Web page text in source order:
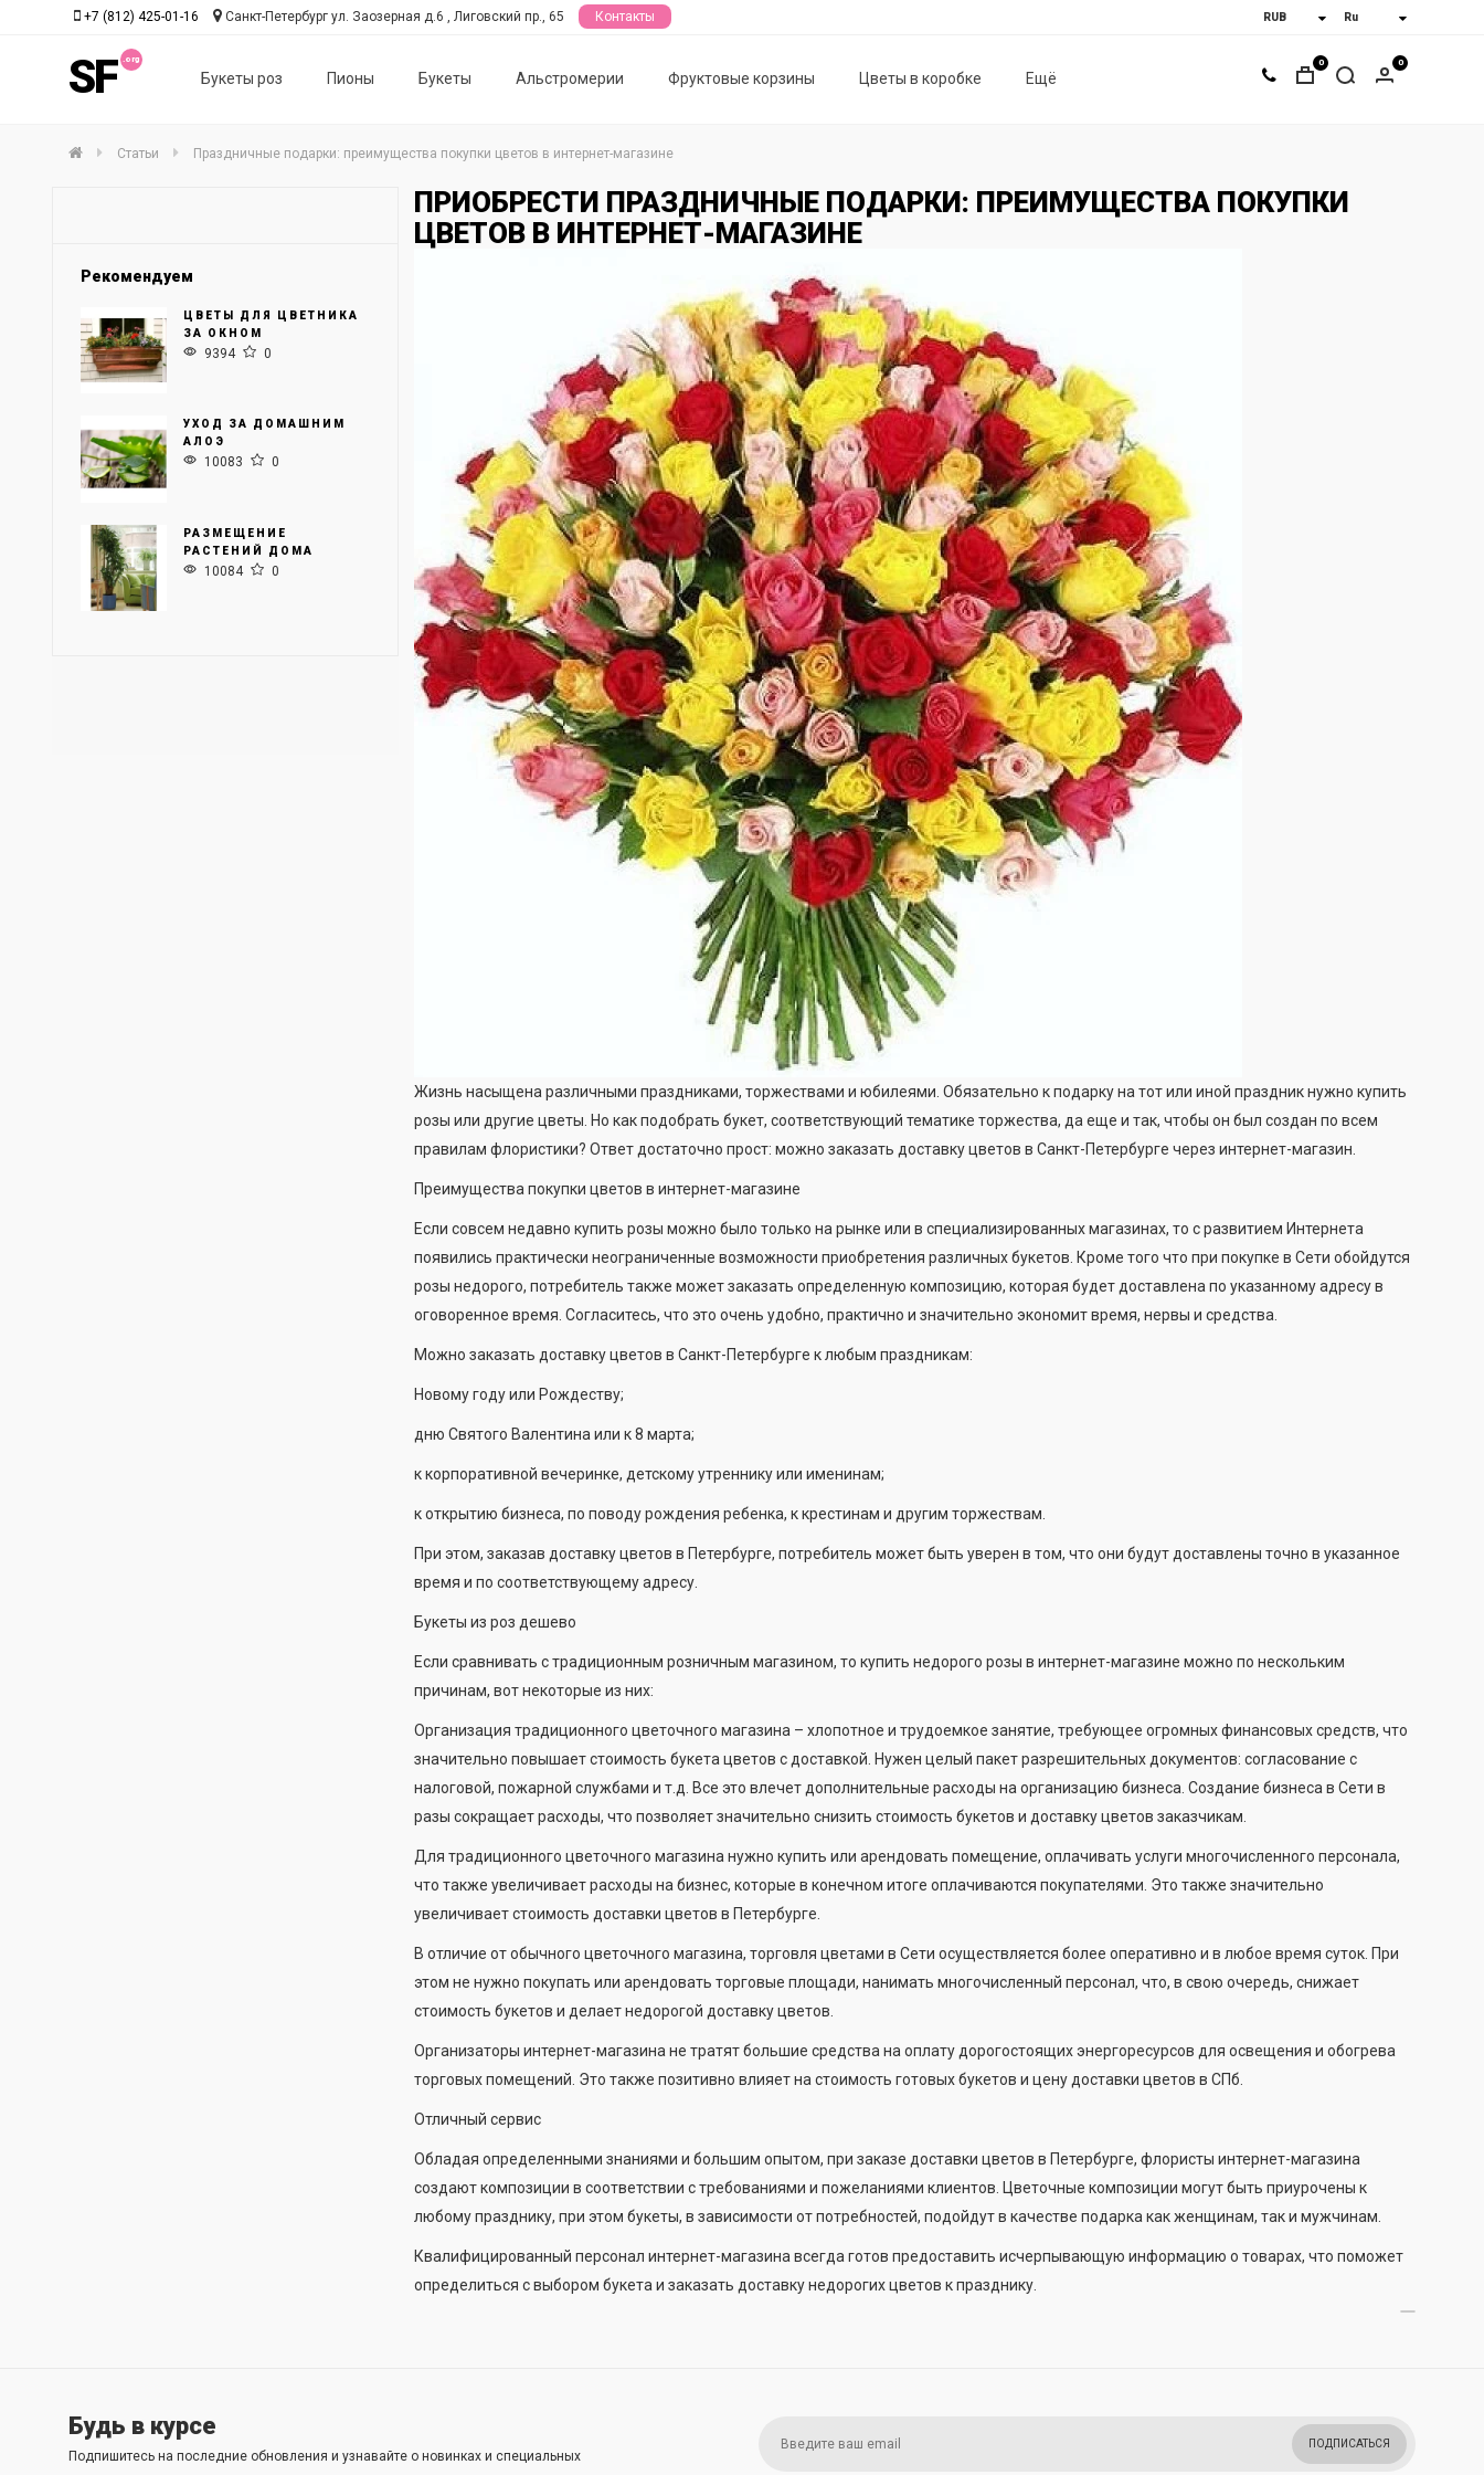
SF Букеты роз Пионы Букеты Альстромерии Фруктовые корзины Цветы в коробке Ещё
+7 (812) 425-01-16 Санкт-Петербург ул. Заозерная д.6 , Лиговский пр., 65 Контакты
0 0
Статьи Праздничные подарки: преимущества покупки цветов в интернет-магазине
Рекомендуем
ЦВЕТЫ ДЛЯ ЦВЕТНИКА
ЗА ОКНОМ
9394 0
УХОД ЗА ДОМАШНИМ
АЛОЭ
10083 0
РАЗМЕЩЕНИЕ
РАСТЕНИЙ ДОМА
10084 0
ПРИОБРЕСТИ ПРАЗДНИЧНЫЕ ПОДАРКИ: ПРЕИМУЩЕСТВА ПОКУПКИ
ЦВЕТОВ В ИНТЕРНЕТ-МАГАЗИНЕ
Жизнь насыщена различными праздниками, торжествами и юбилеями. Обязательно к подарку на тот или иной праздник нужно купить
розы или другие цветы. Но как подобрать букет, соответствующий тематике торжества, да еще и так, чтобы он был создан по всем
правилам флористики? Ответ достаточно прост: можно заказать доставку цветов в Санкт-Петербурге через интернет-магазин.
Преимущества покупки цветов в интернет-магазине
Если совсем недавно купить розы можно было только на рынке или в специализированных магазинах, то с развитием Интернета
появились практически неограниченные возможности приобретения различных букетов. Кроме того что при покупке в Сети обойдутся
розы недорого, потребитель также может заказать определенную композицию, которая будет доставлена по указанному адресу в
оговоренное время. Согласитесь, что это очень удобно, практично и значительно экономит время, нервы и средства.
Можно заказать доставку цветов в Санкт-Петербурге к любым праздникам:
Новому году или Рождеству;
дню Святого Валентина или к 8 марта;
к корпоративной вечеринке, детскому утреннику или именинам;
к открытию бизнеса, по поводу рождения ребенка, к крестинам и другим торжествам.
При этом, заказав доставку цветов в Петербурге, потребитель может быть уверен в том, что они будут доставлены точно в указанное
время и по соответствующему адресу.
Букеты из роз дешево
Если сравнивать с традиционным розничным магазином, то купить недорого розы в интернет-магазине можно по нескольким
причинам, вот некоторые из них:
Организация традиционного цветочного магазина – хлопотное и трудоемкое занятие, требующее огромных финансовых средств, что
значительно повышает стоимость букета цветов с доставкой. Нужен целый пакет разрешительных документов: согласование с
налоговой, пожарной службами и т.д. Все это влечет дополнительные расходы на организацию бизнеса. Создание бизнеса в Сети в
разы сокращает расходы, что позволяет значительно снизить стоимость букетов и доставку цветов заказчикам.
Для традиционного цветочного магазина нужно купить или арендовать помещение, оплачивать услуги многочисленного персонала,
что также увеличивает расходы на бизнес, которые в конечном итоге оплачиваются покупателями. Это также значительно
увеличивает стоимость доставки цветов в Петербурге.
В отличие от обычного цветочного магазина, торговля цветами в Сети осуществляется более оперативно и в любое время суток. При
этом не нужно покупать или арендовать торговые площади, нанимать многочисленный персонал, что, в свою очередь, снижает
стоимость букетов и делает недорогой доставку цветов.
Организаторы интернет-магазина не тратят большие средства на оплату дорогостоящих энергоресурсов для освещения и обогрева
торговых помещений. Это также позитивно влияет на стоимость готовых букетов и цену доставки цветов в СПб.
Отличный сервис
Обладая определенными знаниями и большим опытом, при заказе доставки цветов в Петербурге, флористы интернет-магазина
создают композиции в соответствии с требованиями и пожеланиями клиентов. Цветочные композиции могут быть приурочены к
любому празднику, при этом букеты, в зависимости от потребностей, подойдут в качестве подарка как женщинам, так и мужчинам.
Квалифицированный персонал интернет-магазина всегда готов предоставить исчерпывающую информацию о товарах, что поможет
определиться с выбором букета и заказать доставку недорогих цветов к празднику.
Будь в курсе
Подпишитесь на последние обновления и узнавайте о новинках и специальных
ПОДПИСАТЬСЯ